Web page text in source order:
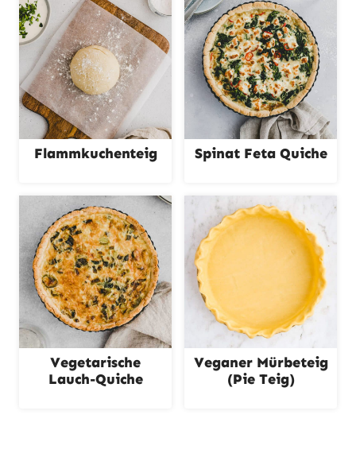
Flammkuchenteig Spinat Feta Quiche
Vegetarische
Lauch-Quiche
Veganer Mürbeteig
(Pie Teig)